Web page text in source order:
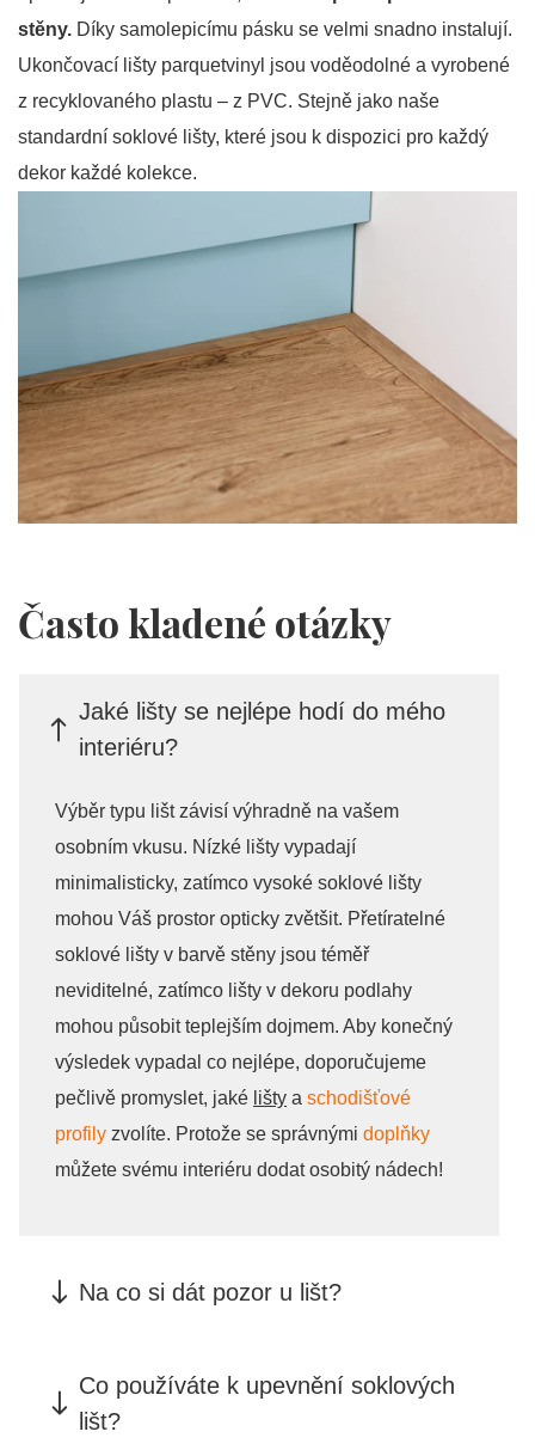
stěny. Díky samolepicímu pásku se velmi snadno instalují.
Ukončovací lišty parquetvinyl jsou voděodolné a vyrobené
z recyklovaného plastu – z PVC. Stejně jako naše
standardní soklové lišty, které jsou k dispozici pro každý
dekor každé kolekce.
Často kladené otázky
Jaké lišty se nejlépe hodí do mého
interiéru?
Výběr typu lišt závisí výhradně na vašem
osobním vkusu. Nízké lišty vypadají
minimalisticky, zatímco vysoké soklové lišty
mohou Váš prostor opticky zvětšit. Přetíratelné
soklové lišty v barvě stěny jsou téměř
neviditelné, zatímco lišty v dekoru podlahy
mohou působit teplejším dojmem. Aby konečný
výsledek vypadal co nejlépe, doporučujeme
pečlivě promyslet, jaké lišty a schodišťové
profily zvolíte. Protože se správnými doplňky
můžete svému interiéru dodat osobitý nádech!
Na co si dát pozor u lišt?
povrchovou
úpravu stěn
Co používáte k upevnění soklových
lišt?